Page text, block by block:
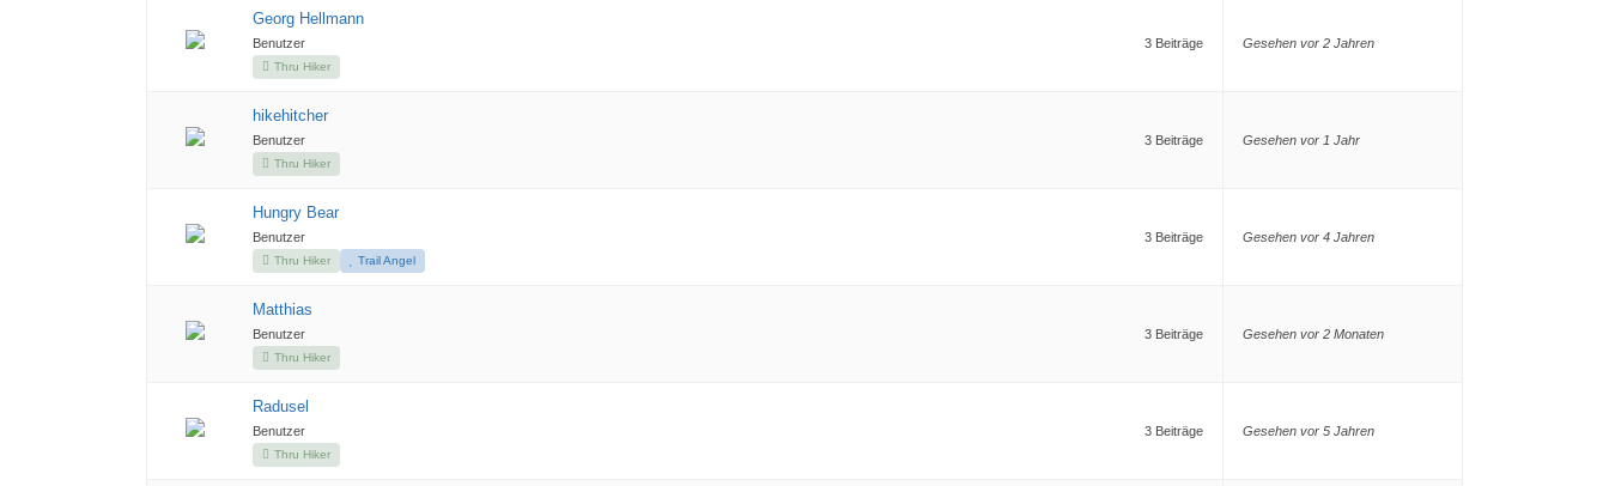
Georg Hellmann
Benutzer
Thru Hiker
3 Beiträge Gesehen vor 2 Jahren
hikehitcher
Benutzer
Thru Hiker
3 Beiträge Gesehen vor 1 Jahr
Hungry Bear
Benutzer
Thru Hiker Trail Angel
3 Beiträge Gesehen vor 4 Jahren
Matthias
Benutzer
Thru Hiker
3 Beiträge Gesehen vor 2 Monaten
Radusel
Benutzer
Thru Hiker
3 Beiträge Gesehen vor 5 Jahren